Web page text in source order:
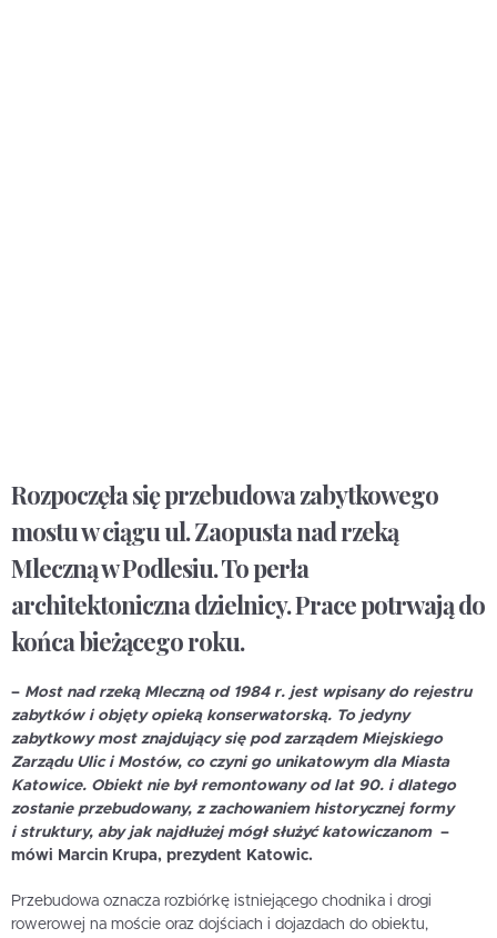
Rozpoczęła się przebudowa zabytkowego
mostu w ciągu ul. Zaopusta nad rzeką
Mleczną w Podlesiu. To perła
architektoniczna dzielnicy. Prace potrwają do
końca bieżącego roku.
– Most nad rzeką Mleczną od 1984 r. jest wpisany do rejestru
zabytków i objęty opieką konserwatorską. To jedyny
zabytkowy most znajdujący się pod zarządem Miejskiego
Zarządu Ulic i Mostów, co czyni go unikatowym dla Miasta
Katowice. Obiekt nie był remontowany od lat 90. i dlatego
zostanie przebudowany, z zachowaniem historycznej formy
i struktury, aby jak najdłużej mógł służyć katowiczanom –
mówi Marcin Krupa, prezydent Katowic.
Przebudowa oznacza rozbiórkę istniejącego chodnika i drogi
rowerowej na moście oraz dojściach i dojazdach do obiektu,